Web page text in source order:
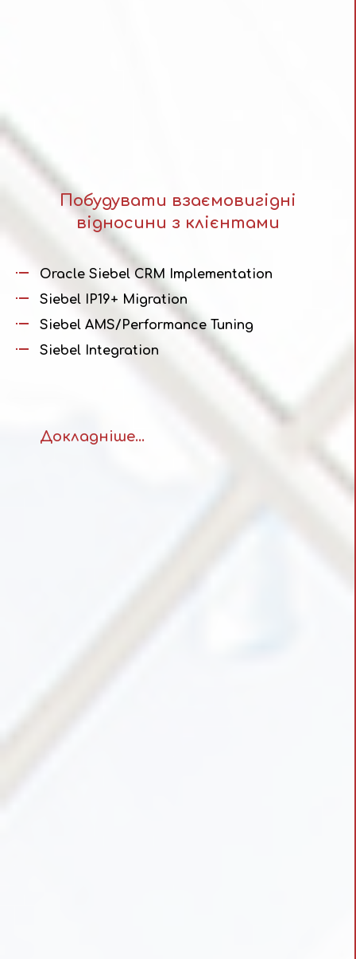
Побудувати взаємовигідні
відносини з клієнтами
Oracle Siebel CRM Implementation
Siebel IP19+ Migration
Siebel AMS/Performance Tuning
Siebel Integration
Докладніше...